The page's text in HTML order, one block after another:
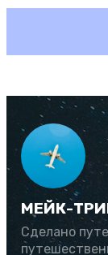
МЕЙК-
Сделано